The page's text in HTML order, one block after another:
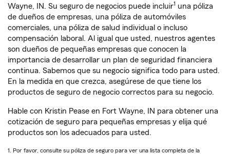
Wayne, IN. Su seguro de negocios puede incluir1 una póliza
de dueños de empresas, una póliza de automóviles
comerciales, una póliza de salud individual o incluso
compensación laboral. Al igual que usted, nuestros agentes
son dueños de pequeñas empresas que conocen la
importancia de desarrollar un plan de seguridad financiera
continua. Sabemos que su negocio significa todo para usted.
En la medida en que crezca, asegúrese de que tiene los
productos de seguro de negocio correctos para su negocio.
Hable con Kristin Pease en Fort Wayne, IN para obtener una
cotización de seguro para pequeñas empresas y elija qué
productos son los adecuados para usted.
1. Por favor, consulte su póliza de seguro para ver una lista completa de la